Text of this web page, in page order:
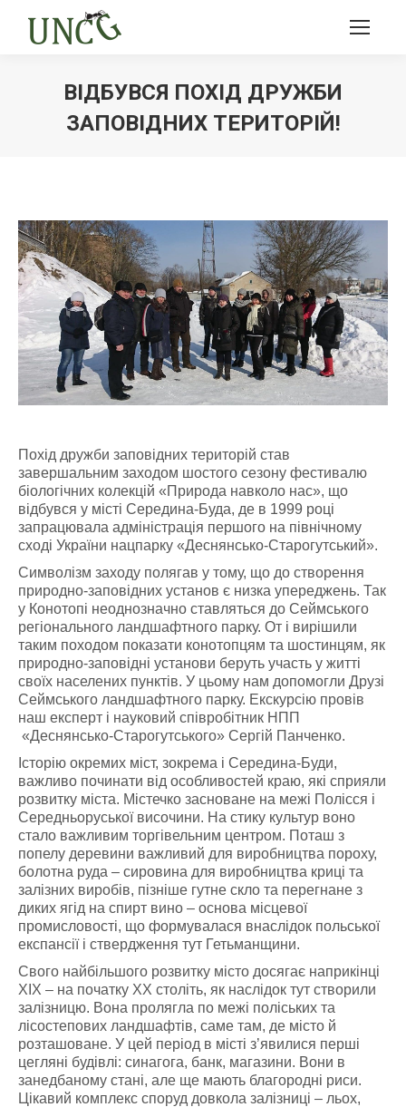
ВІДБУВСЯ ПОХІД ДРУЖБИ
ЗАПОВІДНИХ ТЕРИТОРІЙ!
Похід дружби заповідних територій став
завершальним заходом шостого сезону фестивалю
біологічних колекцій «Природа навколо нас», що
відбувся у місті Середина-Буда, де в 1999 році
запрацювала адміністрація першого на північному
сході України нацпарку «Деснянсько-Старогутський».
Символізм заходу полягав у тому, що до створення
природно-заповідних установ є низка упереджень. Так
у Конотопі неоднозначно ставляться до Сеймського
регіонального ландшафтного парку. От і вирішили
таким походом показати конотопцям та шостинцям, як
природно-заповідні установи беруть участь у житті
своїх населених пунктів. У цьому нам допомогли Друзі
Сеймського ландшафтного парку. Екскурсію провів
наш експерт і науковий співробітник НПП
«Деснянсько-Старогутського» Сергій Панченко.
Історію окремих міст, зокрема і Середина-Буди,
важливо починати від особливостей краю, які сприяли
розвитку міста. Містечко засноване на межі Полісся і
Середньоруської височини. На стику культур воно
стало важливим торгівельним центром. Поташ з
попелу деревини важливий для виробництва пороху,
болотна руда – сировина для виробництва криці та
залізних виробів, пізніше гутне скло та перегнане з
диких ягід на спирт вино – основа місцевої
промисловості, що формувалася внаслідок польської
експансії і ствердження тут Гетьманщини.
Свого найбільшого розвитку місто досягає наприкінці
ХІХ – на початку ХХ століть, як наслідок тут створили
залізницю. Вона пролягла по межі поліських та
лісостепових ландшафтів, саме там, де місто й
розташоване. У цей період в місті з’явилися перші
цегляні будівлі: синагога, банк, магазини. Вони в
занедбаному стані, але ще мають благородні риси.
Цікавий комплекс споруд довкола залізниці – льох,